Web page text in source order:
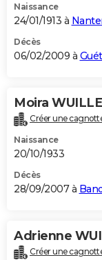
Naissance
24/01/1913 à
Décès
06/02/2009 à
Moira WUILLE
Créer une
Naissance
20/10/1933
Décès
28/09/2007 à
Adrienne
Créer une